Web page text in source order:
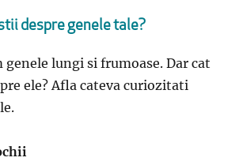
despre genele tale?
lungi si frumoase. Dar cat
ele? Afla cateva curiozitati